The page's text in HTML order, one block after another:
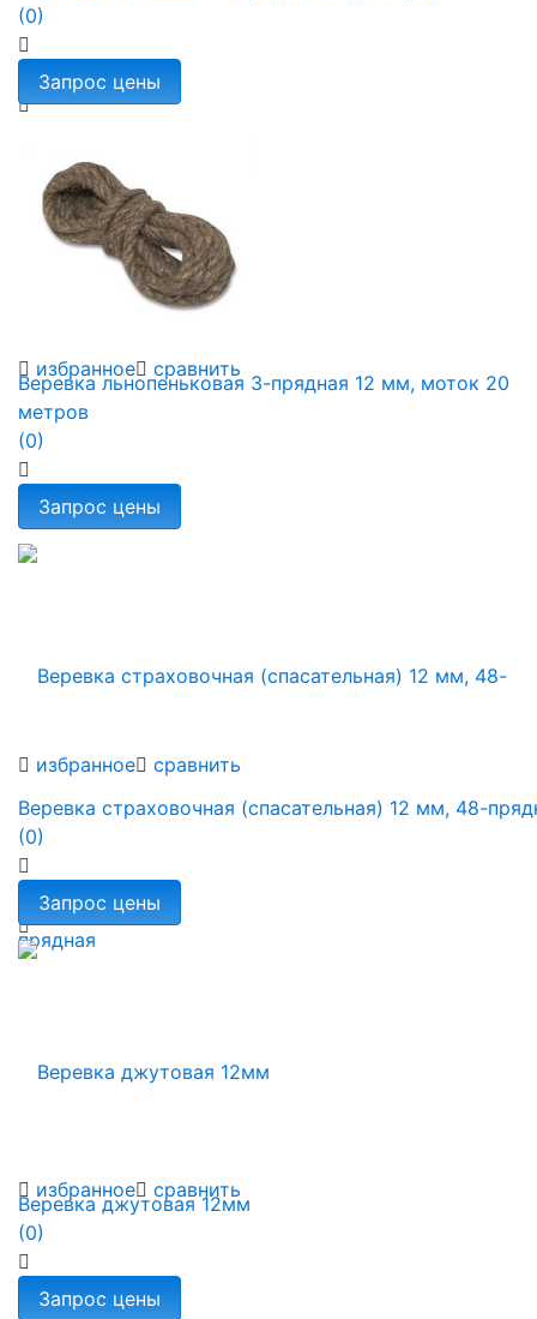
избранное сравнить
(0)
избранное сравнить
Веревка льнопеньковая 3-прядная 12 мм, моток 20
метров
(0)
избранное сравнить
Веревка страховочная (спасательная) 12 мм, 48-
(0)
Веревка джутовая 12мм
(0)